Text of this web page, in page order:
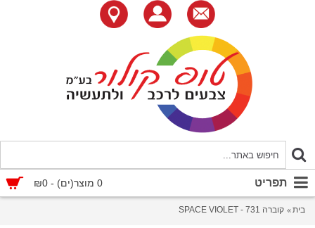
0 מוצר(ים) - ₪0 תפריט
בית קוברה 731 - SPACE VIOLET